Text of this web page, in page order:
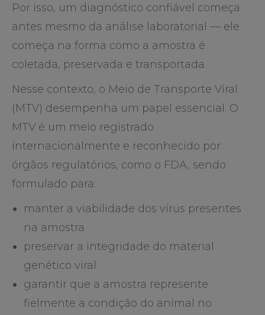
Por isso, um diagnóstico confiável começa
antes mesmo da análise laboratorial — ele
começa na forma como a amostra é
coletada, preservada e transportada.
Nesse contexto, o Meio de Transporte Viral
(MTV) desempenha um papel essencial. O
MTV é um meio registrado
internacionalmente e reconhecido por
órgãos regulatórios, como o FDA, sendo
formulado para:
manter a viabilidade dos vírus presentes
na amostra
preservar a integridade do material
genético viral
garantir que a amostra represente
fielmente a condição do animal no